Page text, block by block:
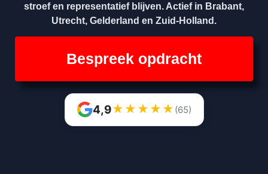
stroef en representatief blijven. Actief in Brabant,
Utrecht, Gelderland en Zuid-Holland.
Bespreek opdracht
4,9★ ★ ★ ★ ★ (65)